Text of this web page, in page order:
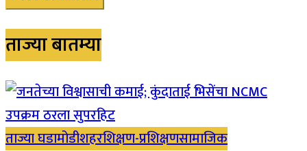
ताज्या बातम्या
ताज्या घडामोडीशहरशिक्षण-प्रशिक्षणसामाजिक